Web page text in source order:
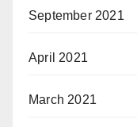
September 2021
April 2021
March 2021